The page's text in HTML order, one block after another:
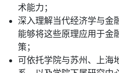
术能力；
深入理解当代经济学与金
能够将这些原理应用于金
策；
可依托学院与苏州、上海